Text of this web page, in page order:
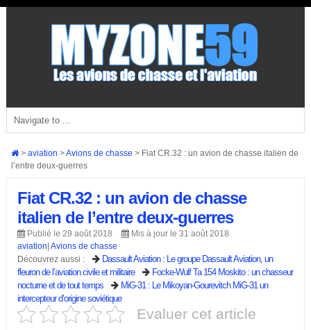
> aviation >Avions de chasse > Fiat CR.32 : un avion de chasse italien de
l’entre deux-guerres
Fiat CR.32 : un avion de chasse
italien de l’entre deux-guerres
Publié le 29 août 2018
Mis à jour le 31 août 2018
aviation Avions de chasse
Découvrez aussi :
Dassault Aviation : Le groupe Dassault Aviation, un
fleuron de l’aviation civile et militaire
Focke-Wulf Ta 154 Moskito : un chasseur
nocturne et de tout temps
MiG-31 : Le Mikoyan-Gourevitch MiG-31 un
intercepteur d’origine soviétique
Evaluer cet article